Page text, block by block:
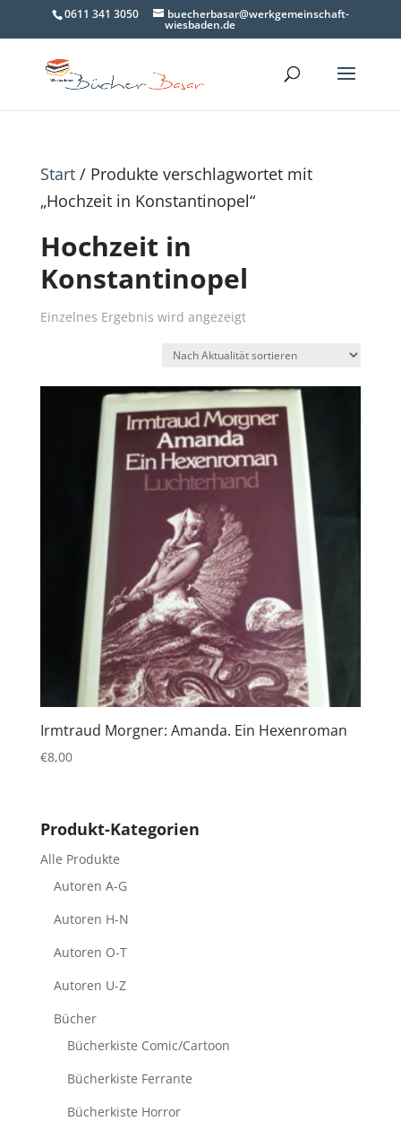
0611 341 3050 buecherbasar@werkgemeinschaft-
wiesbaden.de
Start/ Produkte verschlagwortet mit
„Hochzeit in Konstantinopel“
Hochzeit in
Konstantinopel
Einzelnes Ergebnis wird angezeigt
Irmtraud Morgner: Amanda. Ein Hexenroman
€8,00
Produkt-Kategorien
Alle Produkte
Autoren A-G
Autoren H-N
Autoren O-T
Autoren U-Z
Bücher
Bücherkiste Comic/Cartoon
Bücherkiste Ferrante
Bücherkiste Horror